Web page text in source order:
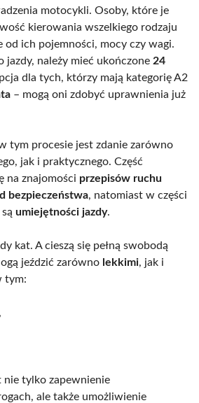
motocykli. Osoby, które je
kierowania wszelkiego rodzaju
od ich pojemności, mocy czy wagi.
jazdy, należy mieć ukończone 24
dla tych, którzy mają kategorię A2
– mogą oni zdobyć uprawnienia już
tym procesie jest zdanie zarówno
jak i praktycznego. Część
na znajomości przepisów ruchu
bezpieczeństwa, natomiast w części
umiejętności jazdy.
kat. A cieszą się pełną swobodą
jeździć zarówno lekkimi, jak i
tym:
,
nie tylko zapewnienie
ale także umożliwienie